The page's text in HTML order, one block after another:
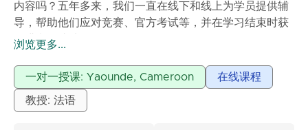
内容吗？五年多来，我们一直在线下和线上为学员提供辅
导，帮助他们应对竞赛、官方考试等，并在学习结束时获
得满意的成绩。
的历史背景。在每次学习经历结束时，学员将能够理解并
解决所有作业和练习题。
浏览更多...
一对一授课: Yaounde, Cameroon 在线课程
教授: 法语